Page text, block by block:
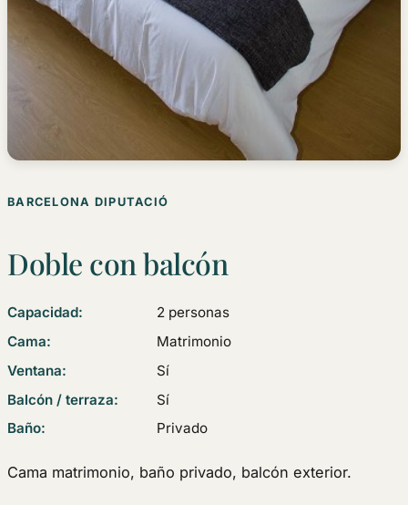
BARCELONA DIPUTACIÓ
Doble con balcón
Capacidad:
2 personas
Cama:
Matrimonio
Ventana:
Sí
Balcón / terraza:
Sí
Baño:
Privado
Cama matrimonio, baño privado, balcón exterior.